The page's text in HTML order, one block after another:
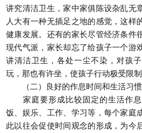
讲究清洁卫生，家中家俱陈设杂乱无
人大有一种无插足之地的感觉，这样
健康发展。还有的家长尽管经济条件
现代气派，家长却忘了给孩子一个游
讲清洁卫生，各处一尘不染，对孩
玩，那也有许坐，使孩子行动极受限
（二）良好的作息时间和生活习惯
家庭要形成比较固定的生活作息
饭、娱乐、工作、学习等，每个家庭
此以往会促使时间观念的形成，为今